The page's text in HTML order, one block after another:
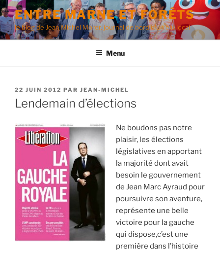
Aller
au
contenu
principal
ENTRE MARNE ET FORÊTS
le blog de Jean Michel Morer, journal de bord d'un élu local
Menu
PUBLIÉ
LE
22 JUIN 2012 PAR JEAN-MICHEL
Lendemain d’élections
Ne boudons pas notre
plaisir, les élections
législatives en apportant
la majorité dont avait
besoin le gouvernement
de Jean Marc Ayraud pour
poursuivre son aventure,
représente une belle
victoire pour la gauche
qui dispose,c’est une
première dans l’histoire